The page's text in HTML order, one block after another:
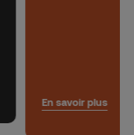
En savoir plus